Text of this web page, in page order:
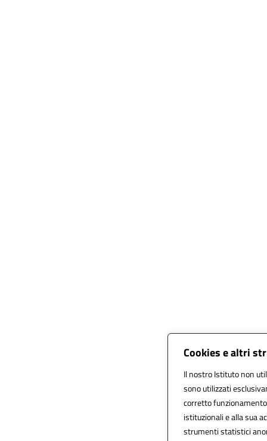
Cookies e altri
Il nostro Istituto non
sono utilizzati
corretto
istituzionali e alla sua
strumenti statistici